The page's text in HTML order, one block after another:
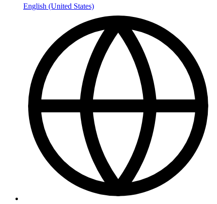
English (United States)